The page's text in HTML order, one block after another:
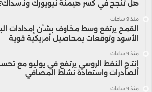
هل تنجح في كسر هيمنة نيويورك
منذ 9 ساعات
القمح يرتفع وسط مخاوف بشأن إمدادات
الأسود وتوقعات بمحاصيل أمريكية قوية
منذ 9 ساعات
إنتاج النفط الروسي يرتفع في يوليو مع
الصادرات واستعادة نشاط المصافي
منذ 9 ساعات